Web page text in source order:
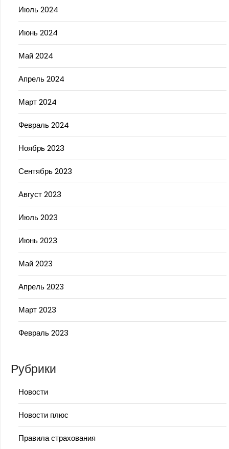
Июль 2024
Июнь 2024
Май 2024
Апрель 2024
Март 2024
Февраль 2024
Ноябрь 2023
Сентябрь 2023
Август 2023
Июль 2023
Июнь 2023
Май 2023
Апрель 2023
Март 2023
Февраль 2023
Рубрики
Новости
Новости плюс
Правила страхования